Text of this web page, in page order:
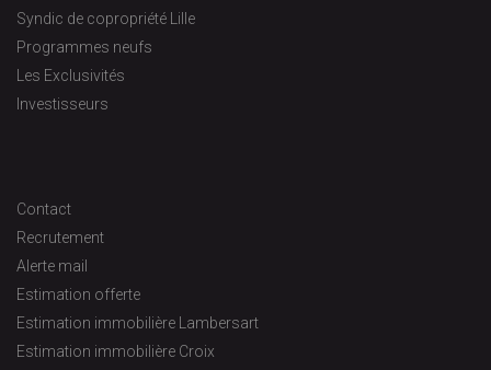
Syndic de copropriété Lille
Programmes neufs
Les Exclusivités
Investisseurs
Contact
Recrutement
Alerte mail
Estimation offerte
Estimation immobilière Lambersart
Estimation immobilière Croix